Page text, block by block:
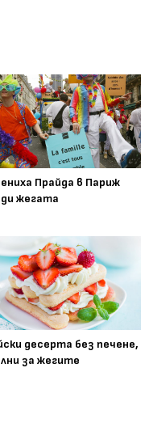
Прайда в Париж
жегата
десерта без печене,
за жегите